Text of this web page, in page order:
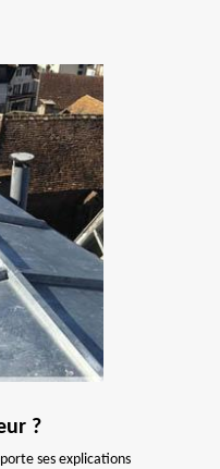
?
ses explications